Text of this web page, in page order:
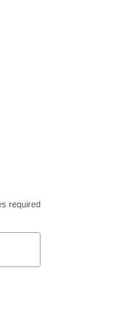
required